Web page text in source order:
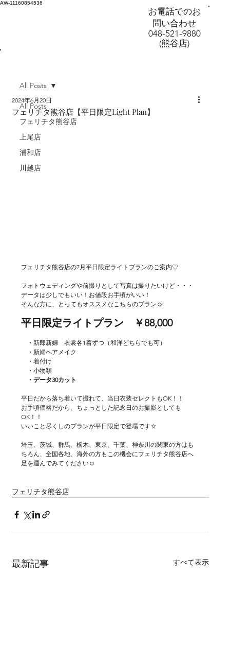
AW-11160854536
お電話でのお
問い合わせ
048-521-9880
(熊谷店)
All Posts
フェリチタ熊谷店
上尾店
浦和店
川越店
All Posts
フェリチタ熊谷店【平日限定Light Plan】
2024年6月20日
フェリチタ熊谷店の7月平日限定ライトプランのご案内♡
フォトウェディングや前撮りとして写真は撮りたいけど・・・
データは少しでもいい！お値段お手頃がいい！
そんな方に、とってもオススメなこちらのプラン☺
平日限定ライトプラン　￥88,000
・新郎新婦　衣裳各1着ずつ（和洋どちらでも可）
・新婦ヘアメイク
・着付け
・小物類
・データ30カット
平日だから落ち着いて撮れて、当日衣装セレクトもOK！！
お手頃価格だから、ちょっとした記念日のお撮影としても
OK！！
いいこと尽くしのプランが平日限定で登場です☆
埼玉、茨城、群馬、栃木、東京、千葉、神奈川の関東の方はも
ちろん、全国各地、海外の方もこの機会にフェリチタ熊谷店へ
足を運んでみてください☺
フェリチタ熊谷店
最新記事 すべて表示